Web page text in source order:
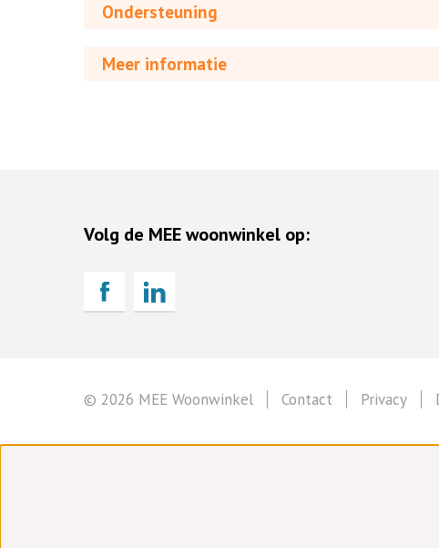
Ondersteuning
Meer informatie
Volg de MEE woonwinkel op:
© 2026 MEE Woonwinkel Contact Privacy